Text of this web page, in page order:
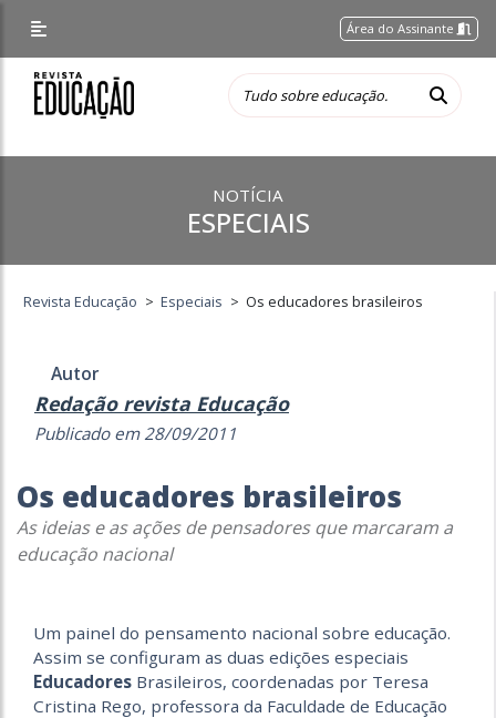
Área do Assinante
NOTÍCIA
ESPECIAIS
Revista Educação > Especiais > Os educadores brasileiros
Autor
Redação revista Educação
Publicado em 28/09/2011
Os educadores brasileiros
As ideias e as ações de pensadores que marcaram a
educação nacional
Um painel do pensamento nacional sobre educação.
Assim se configuram as duas edições especiais
Educadores Brasileiros, coordenadas por Teresa
Cristina Rego, professora da Faculdade de Educação